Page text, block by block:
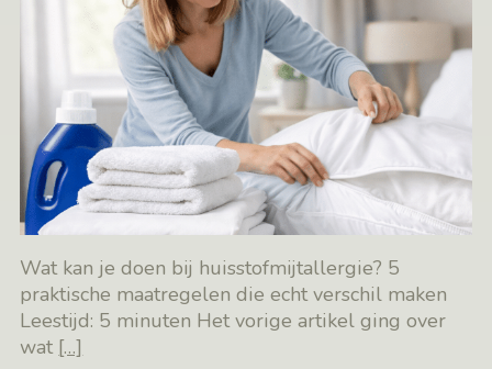
Wat kan je doen bij huisstofmijtallergie? 5
praktische maatregelen die echt verschil maken
Leestijd: 5 minuten Het vorige artikel ging over
wat […]